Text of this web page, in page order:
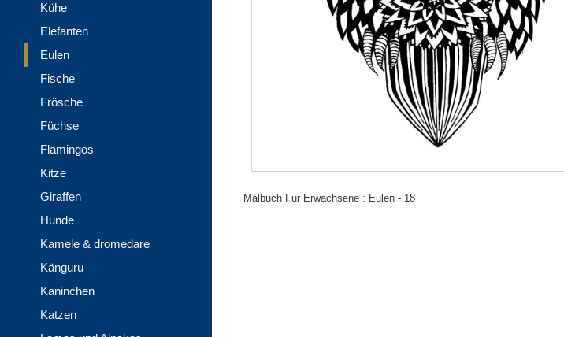
Malbuch Fur Erwachsene : Eulen - 18
Kühe
Elefanten
Eulen
Fische
Frösche
Füchse
Flamingos
Kitze
Giraffen
Hunde
Kamele & dromedare
Känguru
Kaninchen
Katzen